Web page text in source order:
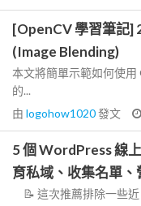
[OpenCV 學習筆記]
(Image Blending)
本文將簡單示範如何使
的...
由 logohow1020發文
5 個 WordPress 線
育私域、收集名單
📝 這次推薦排除一些近